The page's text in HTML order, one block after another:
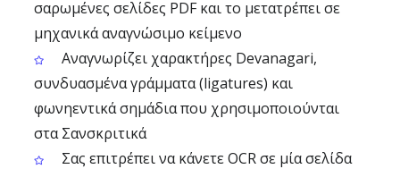
σαρωμένες σελίδες PDF και το μετατρέπει σε
μηχανικά αναγνώσιμο κείμενο
Αναγνωρίζει χαρακτήρες Devanagari,
συνδυασμένα γράμματα (ligatures) και
φωνηεντικά σημάδια που χρησιμοποιούνται
στα Σανσκριτικά
Σας επιτρέπει να κάνετε OCR σε μία σελίδα